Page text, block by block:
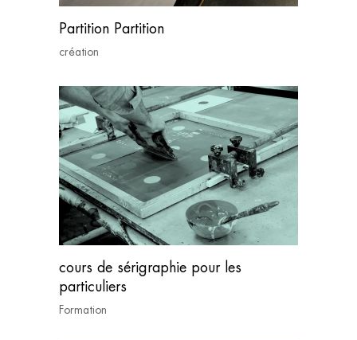
Partition Partition
création
cours de sérigraphie pour les
particuliers
Formation